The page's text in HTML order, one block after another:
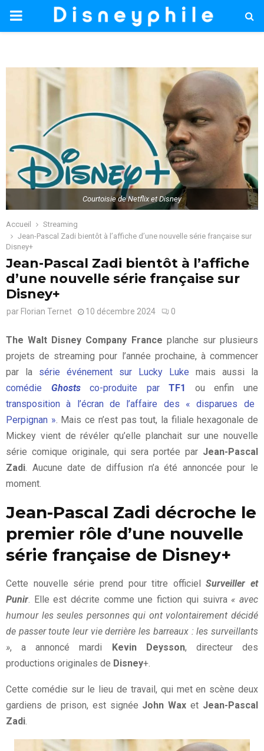
PRIMARY
Courtoisie de Netflix et Disney
Accueil
Streaming
Jean-Pascal Zadi bientôt à l’affiche d’une nouvelle série française sur
Disney+
Jean-Pascal Zadi bientôt à l’affiche
d’une nouvelle série française sur
Disney+
par Florian Ternet 10 décembre 2024 0
The Walt Disney Company France planche sur plusieurs
projets de streaming pour l’année prochaine, à commencer
par la série événement sur Lucky Luke mais aussi la
comédie Ghostsco-produite parTF1
ou enfin une
transposition à l’écran de l’affaire des « disparues de
Perpignan » . Mais ce n’est pas tout, la filiale hexagonale de
Mickey vient de révéler qu’elle planchait sur une nouvelle
série comique originale, qui sera portée par Jean-Pascal
Zadi . Aucune date de diffusion n’a été annoncée pour le
moment.
Jean-Pascal Zadi décroche le
premier rôle d’une nouvelle
série française de Disney+
Cette nouvelle série prend pour titre officielSurveiller et
Punir . Elle est décrite comme une fiction qui suivra « avec
humour les seules personnes qui ont volontairement décidé
de passer toute leur vie derrière les barreaux : les surveillants
», a annoncé mardi Kevin Deysson, directeur des
productions originales de Disney+.
Cette comédie sur le lieu de travail, qui met en scène deux
gardiens de prison, est signée John Wax et Jean-Pascal
Zadi